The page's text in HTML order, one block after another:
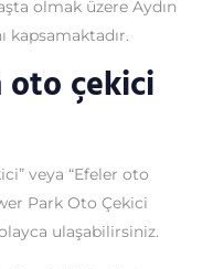
olmak üzere Aydın
kapsamaktadır.
oto çekici
veya “Efeler oto
Park Oto Çekici
ulaşabilirsiniz.